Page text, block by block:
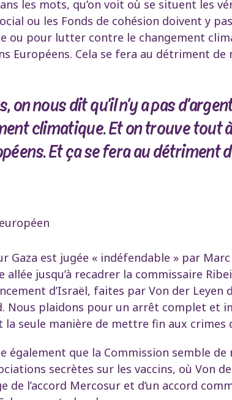
les mots, qu’on voit où se situent
ou les Fonds de cohésion doivent y
ou pour lutter contre le changement
Européens. Cela se fera au détriment
on nous dit qu’il n’y a pas
climatique. Et on trouve tout
Et ça se fera au détriment
Gaza est jugée « indéfendable » par
jusqu’à recadrer la commissaire
d’Israël, faites par Von der Leyen
plaidons pour un arrêt complet et
la seule manière de mettre fin aux crimes
également que la Commission semble
secrètes sur les vaccins, où Von
de l’accord Mercosur et d’un accord